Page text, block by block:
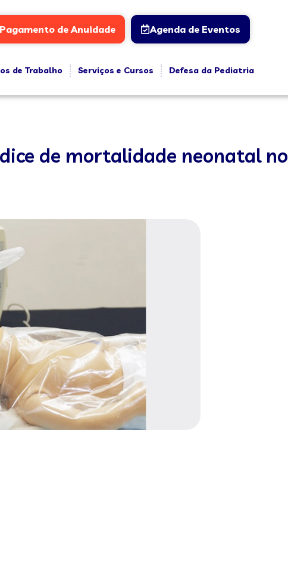
de Anuidade Agenda de Eventos
de Trabalho Serviços e Cursos
Defesa da Pediatria
de mortalidade neonatal no